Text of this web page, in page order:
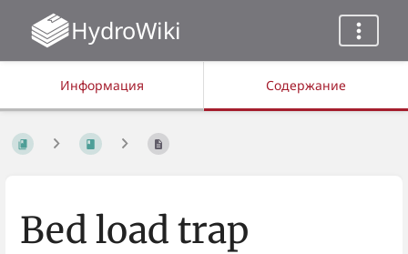
HydroWiki
Информация Содержание
Bed load trap